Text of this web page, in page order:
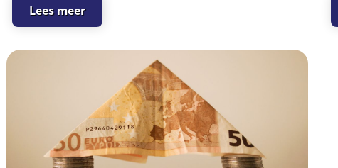
Lees meer